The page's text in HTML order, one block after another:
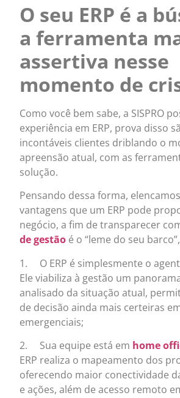
O seu ERP é a
a ferramenta
assertiva nesse
momento de
Como você bem sabe, a SISPRO
experiência em ERP, prova disso
incontáveis clientes driblando o
apreensão atual, com as
solução.
Pensando dessa forma,
vantagens que um ERP pode
negócio, a fim de transparecer
de gestão é o “leme do seu
1. O ERP é simplesmente o
Ele viabiliza à gestão um
analisado da situação atual,
de decisão ainda mais certeiras
emergenciais;
2. Sua equipe está em home
ERP realiza o mapeamento dos
oferecendo maior conectividade
e ações, além de acesso remoto